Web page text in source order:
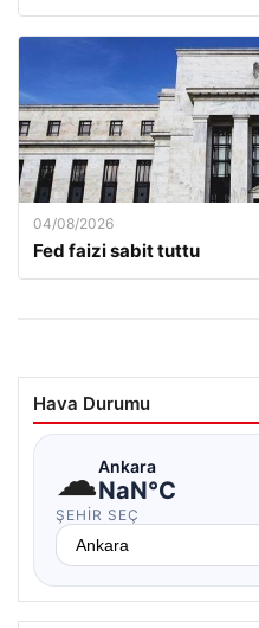
04/08/2026
Fed faizi sabit tuttu
Hava Durumu
☁Ankara
NaN°C
ŞEHIR SEÇ